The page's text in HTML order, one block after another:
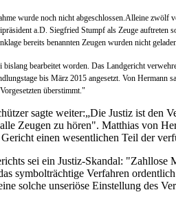
wurde noch nicht abgeschlossen.Alleine
a.D. Siegfried Stumpf als Zeuge auftreten
bereits benannten Zeugen wurden nicht
bislang bearbeitet worden. Das Landgericht
bis März 2015 angesetzt. Von Hermann
überstimmt."
sagte weiter:„Die Justiz ist den
Zeugen zu hören". Matthias von
einen wesentlichen Teil der
sei ein Justiz-Skandal:
symbolträchtige Verfahren
solche unseriöse Einstellung des